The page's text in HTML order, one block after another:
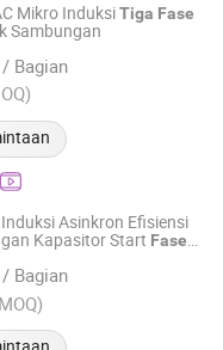
Mikro InduksiTiga Fase
Sambungan
/ Bagian
2017
Asinkron Efisiensi
Kapasitor Start Fase
Supplier(1HP-10HP)
/ Bagian
Ltd.
2020